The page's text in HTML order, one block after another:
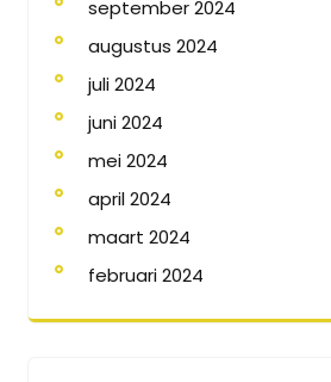
september 2024
augustus 2024
juli 2024
juni 2024
mei 2024
april 2024
maart 2024
februari 2024